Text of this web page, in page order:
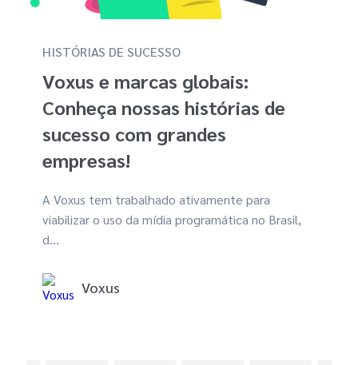
HISTÓRIAS DE SUCESSO
Voxus e marcas globais:
Conheça nossas histórias de
sucesso com grandes
empresas!
A Voxus tem trabalhado ativamente para
viabilizar o uso da mídia programática no Brasil,
d...
Voxus